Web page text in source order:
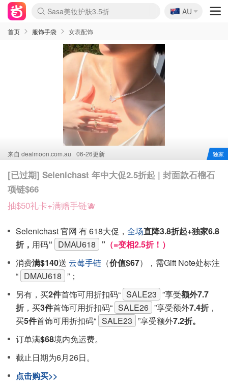
lululemon折扣上新
Sasa美妆护肤3.5折
SSENSE年中2.5折
FreshBeauty好价汇总
Cettire降价+叠9折
WWS Coles超市实拍
viagogo二手票捡漏
Myer超级周末
The Outnet奢牌1折起
David Jones 3折起
Flannels大牌1折
Perfumes Club护肤1折
AMIRO面罩$251
Amazon折扣汇总
eToro入金$200送$50
Amazon数码好物
ICONIC本周7.5折
ThedoubleF高奢地板价
Moose Knuckles 6折
丝芙兰5折起
EUFY摄像头$98
Selenichast首饰2折
Trip机票酒店促销
YSL送5件彩妆礼
Amazon家居好物
Amazon美妆护肤
雅漾大喷$8
过敏原检测盒$33
伊索独家赠50ml沐浴露
科颜氏高保湿面霜$29
SEALIFE海洋馆门票6折
丝塔芙大白罐$16
订阅Newsletter送香薰
Cult Beauty 6.8折
Harrods圣诞日历$525
LN-CC奢牌私促3折
d'Alba空姐喷雾$16
EVE LOM套装£56
Bernardelli独家4折
Adore Beauty 6折起
CT圣诞日历
Mytheresa奢品2.7折
Luxury Escapes 9折
Currentbody美容仪$881
MOON Garden Live
Roborock扫地机$649
Tingo Life水杯$24
Valentino官网5折
CR洗护套装$23
修丽可4件套$159
Myer彩妆2件7折
GANNI官网4.5折
Stylevana韩妆4折
Tessabit高奢8.5折
OGX洗发水$11
Amazon阿德莱德次日达
卡诗8.5折+赠礼
Philips Hue灯具8折
🇦🇺
AU
首页 服饰手袋 女表配饰
来自 dealmoon.com.au 06-26更新 独家
[已过期] Selenichast 年中大促2.5折起 | 封面款石榴石
项链$66
抽$50礼卡+满赠手链🫐
Selenichast 官网 有 618大促， 全场直降3.8折起+独家6.8
折， 用码“ DMAU618 ” （=变相2.5折！）
消费满$140送 云莓手链 （价值$67），需Gift Note处标注
“ DMAU618 ”；
另有，买2件首饰可用折扣码“ SALE23 ”享受额外7.7
折 ，买3件首饰可用折扣码“ SALE26 ”享受额外7.4折 ，
买5件首饰可用折扣码“ SALE23 ”享受额外7.2折。
订单满$68境内免运费。
截止日期为6月26日。
点击购买>>